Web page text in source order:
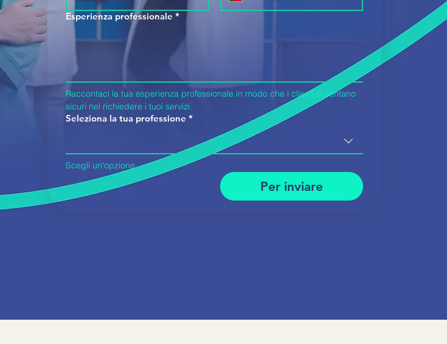
Esperienza professionale *
Raccontaci la tua esperienza professionale in modo che i clienti si sentano
sicuri nel richiedere i tuoi servizi.
Seleziona la tua professione *
Scegli un'opzione
Per inviare